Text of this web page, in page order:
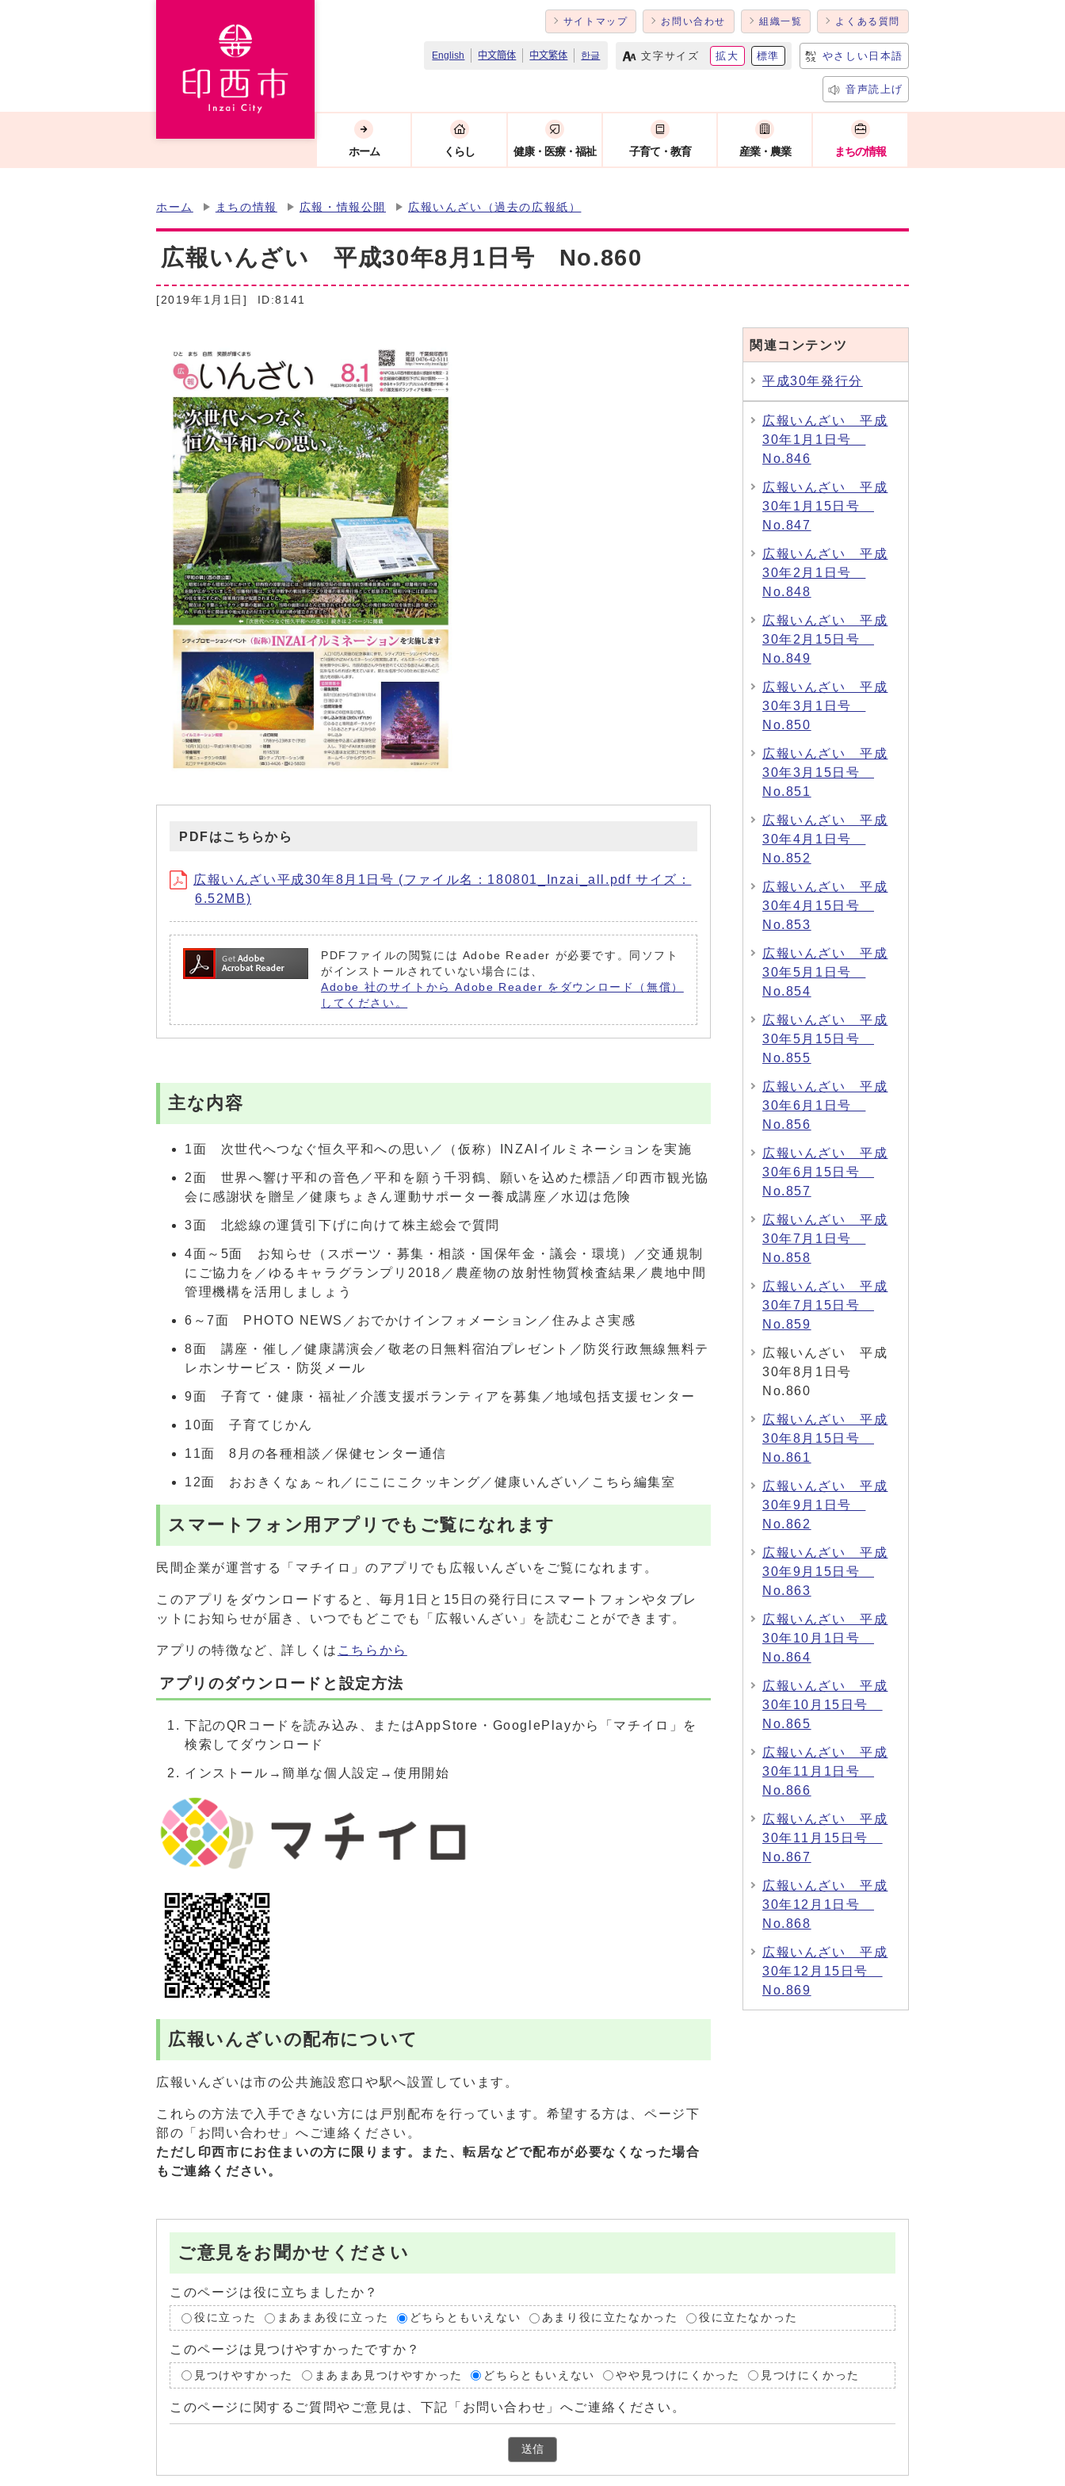
サイトマップ お問い合わせ 組織一覧 よくある質問
English 中文簡体 中文繁体 한글 文字サイズ 拡大 標準 やさしい日本語
音声読上げ
ホーム くらし 健康・医療・福祉 子育て・教育 産業・農業 まちの情報
ホーム まちの情報 広報・情報公開 広報いんざい（過去の広報紙）
広報いんざい 平成30年8月1日号 No.860
[2019年1月1日] ID:8141
PDFはこちらから
広報いんざい平成30年8月1日号 (ファイル名：180801_Inzai_all.pdf サイズ：
6.52MB)
PDFファイルの閲覧には Adobe Reader が必要です。同ソフト
がインストールされていない場合には、
Adobe 社のサイトから Adobe Reader をダウンロード（無償）
してください。
主な内容
1面 次世代へつなぐ恒久平和への思い／（仮称）INZAIイルミネーションを実施
2面 世界へ響け平和の音色／平和を願う千羽鶴、願いを込めた標語／印西市観光協
会に感謝状を贈呈／健康ちょきん運動サポーター養成講座／水辺は危険
3面 北総線の運賃引下げに向けて株主総会で質問
4面～5面 お知らせ（スポーツ・募集・相談・国保年金・議会・環境）／交通規制
にご協力を／ゆるキャラグランプリ2018／農産物の放射性物質検査結果／農地中間
管理機構を活用しましょう
6～7面 PHOTO NEWS／おでかけインフォメーション／住みよさ実感
8面 講座・催し／健康講演会／敬老の日無料宿泊プレゼント／防災行政無線無料テ
レホンサービス・防災メール
9面 子育て・健康・福祉／介護支援ボランティアを募集／地域包括支援センター
10面 子育てじかん
11面 8月の各種相談／保健センター通信
12面 おおきくなぁ～れ／にこにこクッキング／健康いんざい／こちら編集室
スマートフォン用アプリでもご覧になれます
民間企業が運営する「マチイロ」のアプリでも広報いんざいをご覧になれます。
このアプリをダウンロードすると、毎月1日と15日の発行日にスマートフォンやタブレ
ットにお知らせが届き、いつでもどこでも「広報いんざい」を読むことができます。
アプリの特徴など、詳しくは こちらから
アプリのダウンロードと設定方法
下記のQRコードを読み込み、またはAppStore・GooglePlayから「マチイロ」を
検索してダウンロード
インストール→簡単な個人設定→使用開始
広報いんざいの配布について
広報いんざいは市の公共施設窓口や駅へ設置しています。
これらの方法で入手できない方には戸別配布を行っています。希望する方は、ページ下
部の「お問い合わせ」へご連絡ください。
ただし印西市にお住まいの方に限ります。また、転居などで配布が必要なくなった場合
もご連絡ください。
関連コンテンツ
平成30年発行分
広報いんざい 平成
30年1月1日号
No.846
広報いんざい 平成
30年1月15日号
No.847
広報いんざい 平成
30年2月1日号
No.848
広報いんざい 平成
30年2月15日号
No.849
広報いんざい 平成
30年3月1日号
No.850
広報いんざい 平成
30年3月15日号
No.851
広報いんざい 平成
30年4月1日号
No.852
広報いんざい 平成
30年4月15日号
No.853
広報いんざい 平成
30年5月1日号
No.854
広報いんざい 平成
30年5月15日号
No.855
広報いんざい 平成
30年6月1日号
No.856
広報いんざい 平成
30年6月15日号
No.857
広報いんざい 平成
30年7月1日号
No.858
広報いんざい 平成
30年7月15日号
No.859
広報いんざい 平成
30年8月1日号
No.860
広報いんざい 平成
30年8月15日号
No.861
広報いんざい 平成
30年9月1日号
No.862
広報いんざい 平成
30年9月15日号
No.863
広報いんざい 平成
30年10月1日号
No.864
広報いんざい 平成
30年10月15日号
No.865
広報いんざい 平成
30年11月1日号
No.866
広報いんざい 平成
30年11月15日号
No.867
広報いんざい 平成
30年12月1日号
No.868
広報いんざい 平成
30年12月15日号
No.869
ご意見をお聞かせください
このページは役に立ちましたか？
役に立った まあまあ役に立った どちらともいえない あまり役に立たなかった 役に立たなかった
このページは見つけやすかったですか？
見つけやすかった まあまあ見つけやすかった どちらともいえない やや見つけにくかった 見つけにくかった
このページに関するご質問やご意見は、下記「お問い合わせ」へご連絡ください。